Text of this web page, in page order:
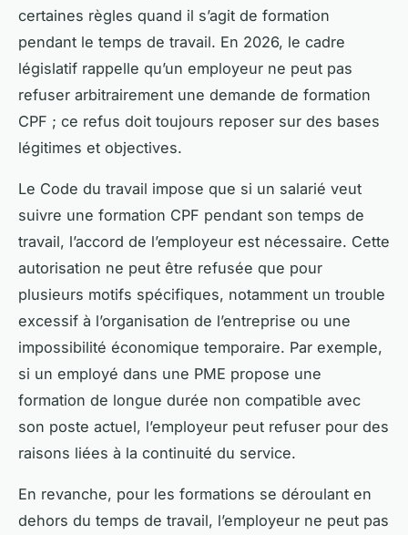
certaines règles quand il s’agit de formation
pendant le temps de travail. En 2026, le cadre
législatif rappelle qu’un employeur ne peut pas
refuser arbitrairement une demande de formation
CPF ; ce refus doit toujours reposer sur des bases
légitimes et objectives.
Le Code du travail impose que si un salarié veut
suivre une formation CPF pendant son temps de
travail, l’accord de l’employeur est nécessaire. Cette
autorisation ne peut être refusée que pour
plusieurs motifs spécifiques, notamment un trouble
excessif à l’organisation de l’entreprise ou une
impossibilité économique temporaire. Par exemple,
si un employé dans une PME propose une
formation de longue durée non compatible avec
son poste actuel, l’employeur peut refuser pour des
raisons liées à la continuité du service.
En revanche, pour les formations se déroulant en
dehors du temps de travail, l’employeur ne peut pas